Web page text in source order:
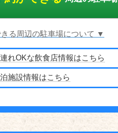
る周辺の駐車場について ▼
れOKな飲食店情報はこちら
施設情報はこちら